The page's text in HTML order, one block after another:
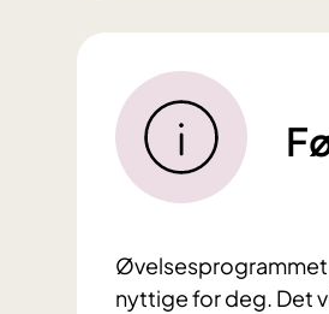
Øvelsesprogrammet
nyttige for deg. Det